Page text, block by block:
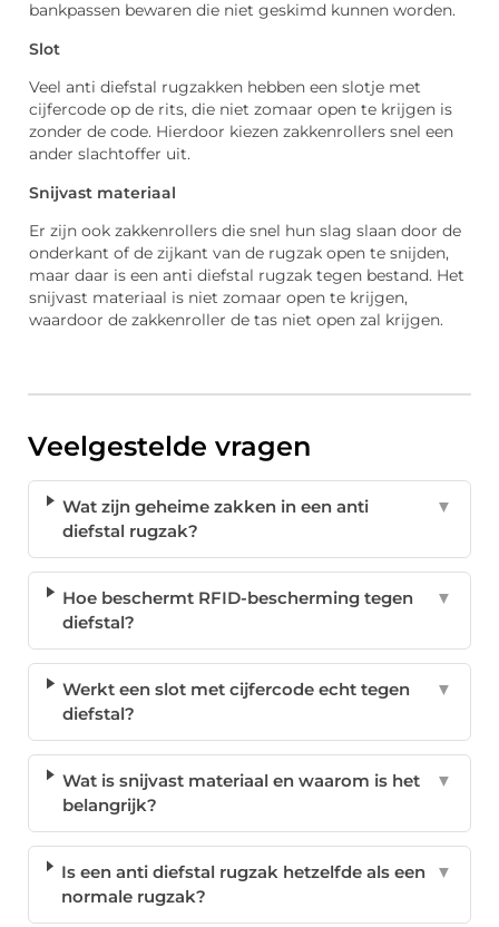
bankpassen bewaren die niet geskimd kunnen worden.
Slot
Veel anti diefstal rugzakken hebben een slotje met
cijfercode op de rits, die niet zomaar open te krijgen is
zonder de code. Hierdoor kiezen zakkenrollers snel een
ander slachtoffer uit.
Snijvast materiaal
Er zijn ook zakkenrollers die snel hun slag slaan door de
onderkant of de zijkant van de rugzak open te snijden,
maar daar is een anti diefstal rugzak tegen bestand. Het
snijvast materiaal is niet zomaar open te krijgen,
waardoor de zakkenroller de tas niet open zal krijgen.
Veelgestelde vragen
Wat zijn geheime zakken in een anti
diefstal rugzak?
▼
Hoe beschermt RFID-bescherming tegen
diefstal?
▼
Werkt een slot met cijfercode echt tegen
diefstal?
▼
Wat is snijvast materiaal en waarom is het
belangrijk?
▼
Is een anti diefstal rugzak hetzelfde als een
normale rugzak?
▼